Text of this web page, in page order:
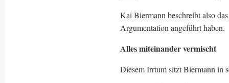
Kai Biermann beschreibt also
Argumentation angeführt haben.
Alles miteinander vermischt
Diesem Irrtum sitzt Biermann in